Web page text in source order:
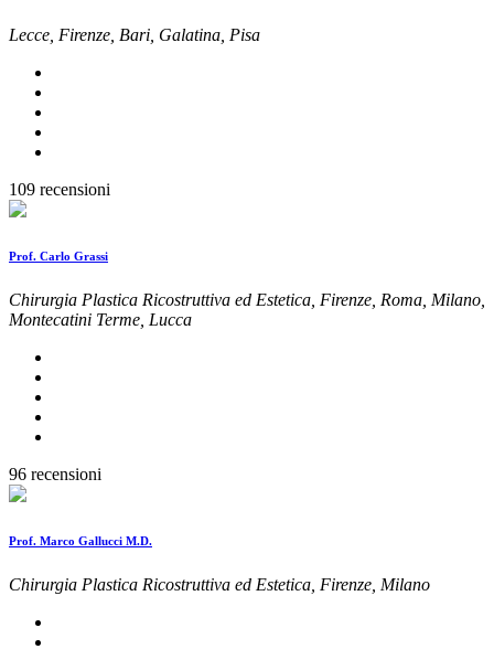
Lecce, Firenze, Bari, Galatina, Pisa
109 recensioni
Prof. Carlo Grassi
Chirurgia Plastica Ricostruttiva ed Estetica, Firenze, Roma, Milano,
Montecatini Terme, Lucca
96 recensioni
Prof. Marco Gallucci M.D.
Chirurgia Plastica Ricostruttiva ed Estetica, Firenze, Milano